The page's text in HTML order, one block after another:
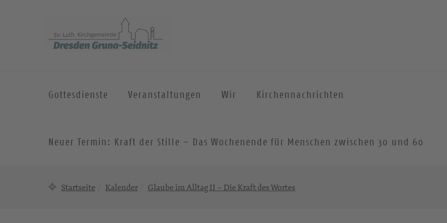
Gottesdienste Veranstaltungen Wir Kirchennachrichten
Neuer Termin: Kraft der Stille – Das Wochenende für Menschen zwischen 30 und 60
Startseite Kalender Glaube im Alltag II – Die Kraft des Wortes